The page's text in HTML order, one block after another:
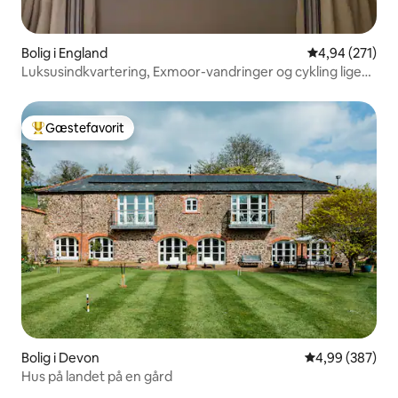
Bolig i England 4,94 ud af 5 i
4,94 (271)
Luksusindkvartering, Exmoor-vandringer og cykling lige
Bedste gæstefavorit
Gæstefavorit
Bolig i Devon 4,99 ud af 5 i
4,99 (387)
Hus på landet på en gård